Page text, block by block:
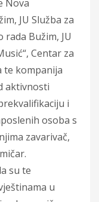
Nova
JU Služba za
rada Bužim, JU
Centar za
te kompanija
aktivnosti
i
osoba s
zavarivač,
su te
u